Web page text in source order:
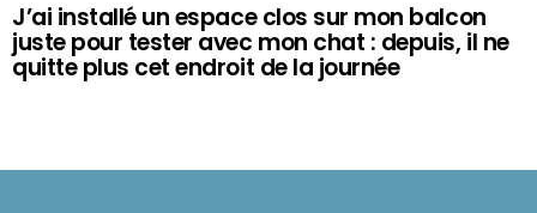
J’ai installé un espace clos sur mon balcon
juste pour tester avec mon chat : depuis, il ne
quitte plus cet endroit de la journée